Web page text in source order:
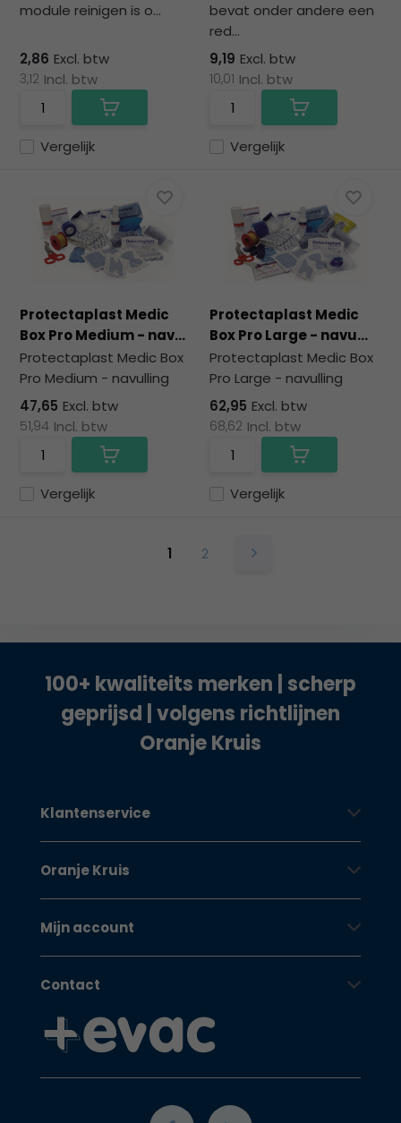
module reinigen is o...
Vergelijk
2,86 Excl. btw
3,12 Incl. btw
bevat onder andere een
red...
Vergelijk
9,19 Excl. btw
10,01 Incl. btw
Protectaplast Medic
Box Pro Medium - nav...
Protectaplast Medic Box
Pro Medium - navulling
Vergelijk
47,65 Excl. btw
51,94 Incl. btw
Protectaplast Medic
Box Pro Large - navu...
Protectaplast Medic Box
Pro Large - navulling
Vergelijk
62,95 Excl. btw
68,62 Incl. btw
1 2
100+ kwaliteits merken | scherp
geprijsd | volgens richtlijnen
Oranje Kruis
Klantenservice
Oranje Kruis
Mijn account
Contact